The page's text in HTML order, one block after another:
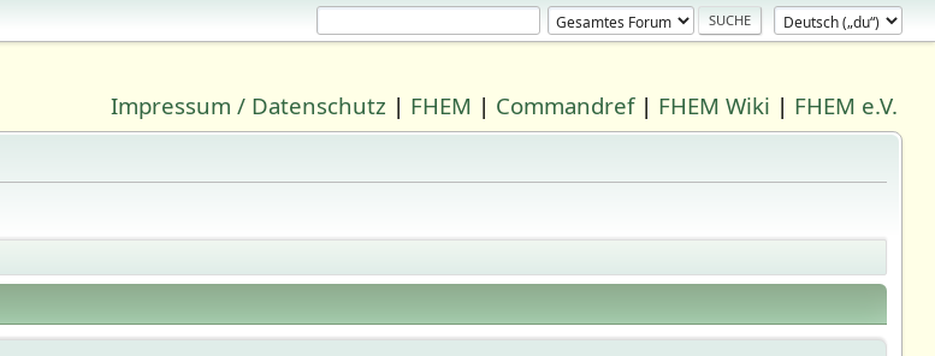
Impressum / Datenschutz | FHEM | Commandref| FHEM Wiki | FHEM e.V.